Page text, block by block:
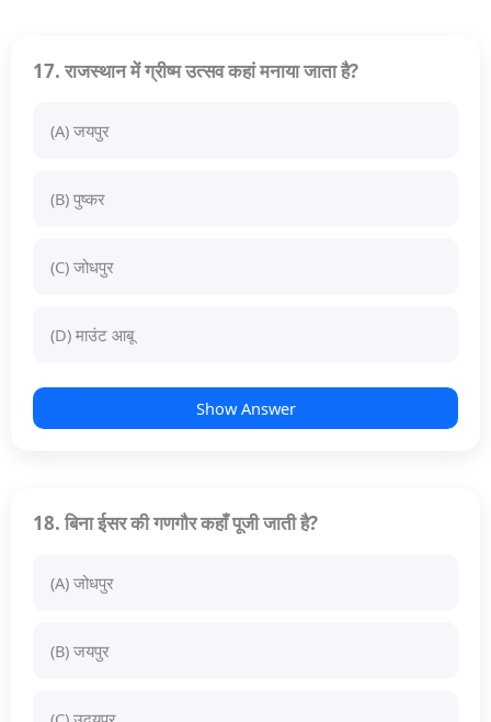
17. राजस्थान में ग्रीष्म उत्सव कहां मनाया जाता है?
(A) जयपुर
(B) पुष्कर
(C) जोधपुर
(D) माउंट आबू
Show Answer
18. बिना ईसर की गणगौर कहाँ पूजी जाती है?
(A) जोधपुर
(B) जयपुर